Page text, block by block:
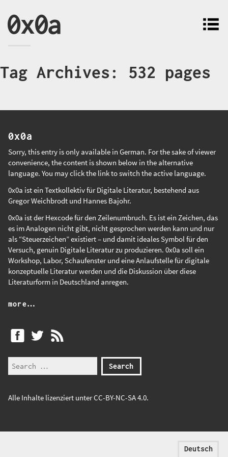
Deutsch
0x0a
Tag Archives: 532 pages
0x0a
Sorry, this entry is only available in German. For the sake of viewer
convenience, the content is shown below in the alternative
language. You may click the link to switch the active language.
0x0a ist ein Textkollektiv für Digitale Literatur, bestehend aus
Gregor Weichbrodtund Hannes Bajohr.
0x0a ist der Hexcode für den Zeilenumbruch. Es ist ein Zeichen, das
es im Analogen nicht gibt, nicht gesprochen werden kann und nur
als “Steuerzeichen” existiert – und damit ideales Symbol für den
Versuch, genuin Digitale Literatur zu produzieren. 0x0a soll ein
Workshop, Labor, Schaufenster und eine Anlaufstelle für digitale
konzeptuelle Literatur werden und die Diskussion über diese
Literaturform in Deutschland anregen.
more…
Alle Inhalte lizenziert unterCC-BY-NC-SA 4.0.